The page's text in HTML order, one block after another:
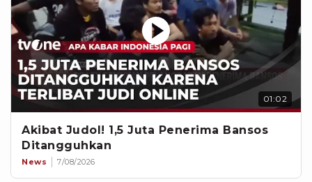
01:02
Akibat Judol! 1,5 Juta Penerima Bansos
Ditangguhkan
News 7/08/2026